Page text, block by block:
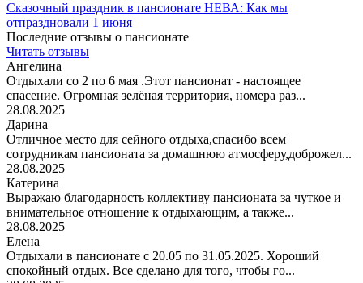
Сказочный праздник в пансионате НЕВА: Как мы
отпраздновали 1 июня
Последние отзывы о пансионате
Читать отзывы
Ангелина
Отдыхали со 2 по 6 мая .Этот пансионат - настоящее
спасение. Огромная зелёная территория, номера раз...
28.08.2025
Дарина
Отличное место для сейного отдыха,спасибо всем
сотрудникам пансионата за домашнюю атмосферу,доброжел...
28.08.2025
Катерина
Выражаю благодарность коллективу пансионата за чуткое и
внимательное отношение к отдыхающим, а также...
28.08.2025
Елена
Отдыхали в пансионате с 20.05 по 31.05.2025. Хороший
спокойный отдых. Все сделано для того, чтобы го...